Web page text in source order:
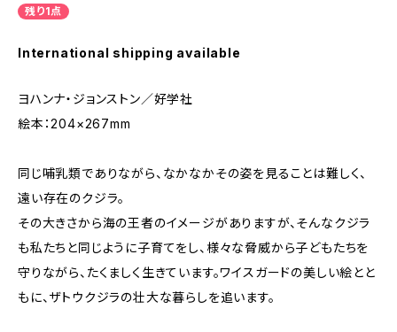
残り1点
International shipping available
ヨハンナ・ジョンストン／好学社
絵本：204×267mm
同じ哺乳類でありながら、なかなかその姿を見ることは難しく、
遠い存在のクジラ。
その大きさから海の王者のイメージがありますが、そんなクジラ
も私たちと同じように子育てをし、様々な脅威から子どもたちを
守りながら、たくましく生きています。ワイスガードの美しい絵とと
もに、ザトウクジラの壮大な暮らしを追います。